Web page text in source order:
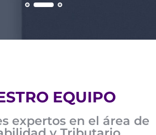
EQUIPO
expertos en el área de